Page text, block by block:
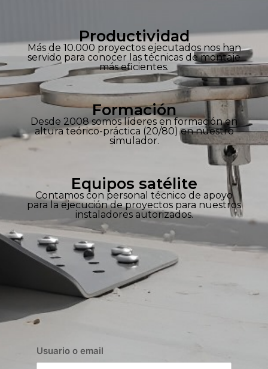
Productividad
Más de 10.000 proyectos ejecutados nos han
servido para conocer las técnicas de montaje
más eficientes.
Formación
Desde 2008 somos líderes en formación en
altura teórico-práctica (20/80) en nuestro
simulador.
Equipos satélite
Contamos con personal técnico de apoyo
para la ejecución de proyectos para nuestros
instaladores autorizados.
Usuario o email